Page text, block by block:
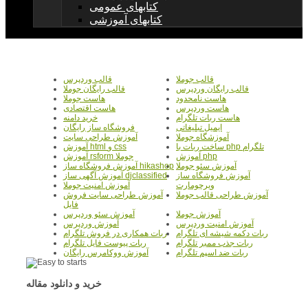
کتابهای عمومی
کتابهای آموزشی
قالب جوملا
قالب وردپرس
قالب رایگان وردپرس
قالب رایگان جوملا
هاست نامحدود
هاست جوملا
هاست وردپرس
هاست اقتصادی
هاست ربات تلگرام
خرید دامنه
ایمیل تبلیغاتی
فروشگاه ساز رایگان
آموزشگاه جوملا
آموزش طراحی سایت
ساخت ربات با php تلگرام
آموزش html و css
آموزش php
آموزش rsform جوملا
آموزش سئو جوملا آموزش فروشگاه ساز hikashop
آموزش فروشگاه ساز
ویرچومارت
آموزش آگهی ساز djclassified
آموزش امنیت جوملا
آموزش طراحی قالب جوملا
آموزش طراحی سایت فروش
فایل
آموزش جوملا
آموزش سئو وردپرس
آموزش امنیت وردپرس
آموزش وردپرس
ربات دکمه شیشه ای تلگرام
ربات همکاری در فروش تلگرام
ربات جذب ممبر تلگرام
ربات پیوست فایل تلگرام
ربات ضد اسپم تلگرام
آموزش ووکامرس رایگان
خرید و دانلود مقاله